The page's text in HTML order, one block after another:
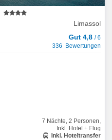
Limassol
Gut 4,8 / 6
336 Bewertungen
7 Nächte, 2 Personen,
Inkl. Hotel + Flug
Inkl. Hoteltransfer